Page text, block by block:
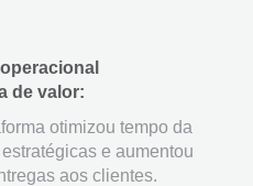
de valor:
otimizou tempo da
e aumentou
aos clientes.